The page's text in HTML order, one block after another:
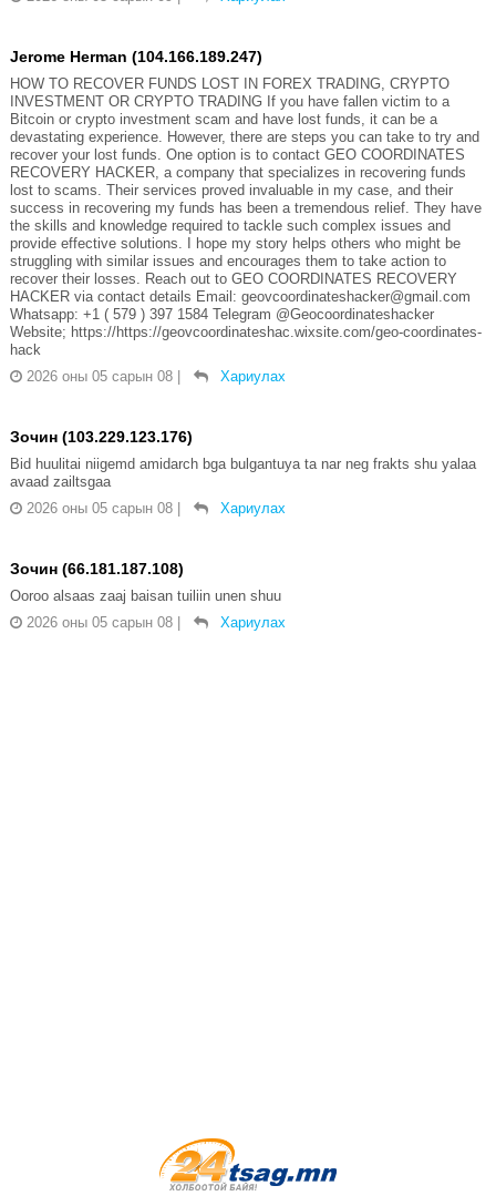
Jerome Herman (104.166.189.247)
HOW TO RECOVER FUNDS LOST IN FOREX TRADING, CRYPTO
INVESTMENT OR CRYPTO TRADING If you have fallen victim to a
Bitcoin or crypto investment scam and have lost funds, it can be a
devastating experience. However, there are steps you can take to try and
recover your lost funds. One option is to contact GEO COORDINATES
RECOVERY HACKER, a company that specializes in recovering funds
lost to scams. Their services proved invaluable in my case, and their
success in recovering my funds has been a tremendous relief. They have
the skills and knowledge required to tackle such complex issues and
provide effective solutions. I hope my story helps others who might be
struggling with similar issues and encourages them to take action to
recover their losses. Reach out to GEO COORDINATES RECOVERY
HACKER via contact details Email: geovcoordinateshacker@gmail.com
Whatsapp: +1 ( 579 ) 397 1584 Telegram @Geocoordinateshacker
Website; https://https://geovcoordinateshac.wixsite.com/geo-coordinates-
hack
2026 оны 05 сарын 08 | Хариулах
Зочин (103.229.123.176)
Bid huulitai niigemd amidarch bga bulgantuya ta nar neg frakts shu yalaa
avaad zailtsgaa
2026 оны 05 сарын 08 | Хариулах
Зочин (66.181.187.108)
Ooroo alsaas zaaj baisan tuiliin unen shuu
2026 оны 05 сарын 08 | Хариулах